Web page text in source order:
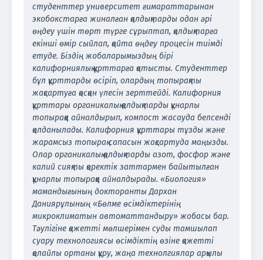
студенттер университет ғимараттарынан
экобокстарға жиналған қалдықтарды одан әрі
өңдеу үшін төрт түрге сұрыптап, қалдықтарға
екінші өмір сыйлап, қайта өңдеу процесін тиімді
етуде. Біздің жобаларымыздың бірі
калифорниялық құрттарға қатысты. Студенттер
бұл құрттарды өсіріп, олардың топырақты
жақсартуға қосқан үлесін зерттейді. Калифорния
құрттары органикалық қалдықтарды құнарлы
топыраққа айналдырып, компост жасауда белсенді
қолданылады. Калифорния құрттары тұзды және
жарамсыз топырақ сапасын жақсартуда маңызды.
Олар органикалық қалдықтарды азот, фосфор және
калий сияқты қоректік заттармен байытылған
құнарлы топыраққа айналдырады. «Биология»
мамандығының докторанты Дархан
Даниярұлының «Бөлме өсімдіктерінің
микроклиматын автоматтандыру» жобасы бар.
Тәулігіне қажетті мөлшерімен суды тамшылап
суару технологиясы өсімдіктің өзіне қажетті
қолайлы ортаны құру, жаңа технолгиялар арқылы